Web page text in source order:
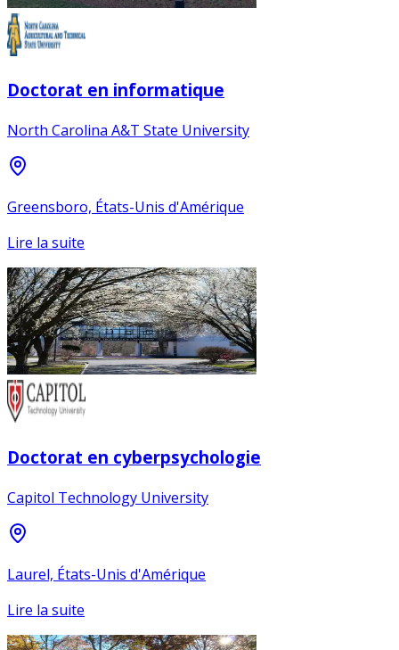
Doctorat en informatique
North Carolina A&T State University
Greensboro, États-Unis d'Amérique
Lire la suite
Doctorat en cyberpsychologie
Capitol Technology University
Laurel, États-Unis d'Amérique
Lire la suite